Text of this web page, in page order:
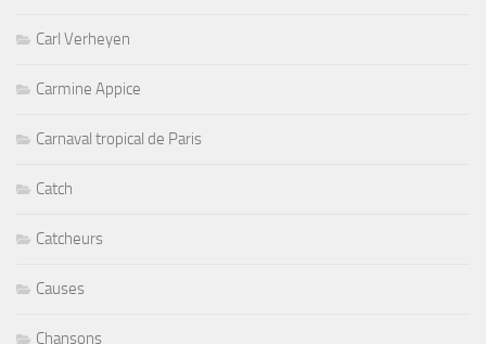
Carl Verheyen
Carmine Appice
Carnaval tropical de Paris
Catch
Catcheurs
Causes
Chansons